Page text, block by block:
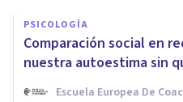
PSICOLOGÍA
Comparación social en
nuestra autoestima sin
Escuela Europea De